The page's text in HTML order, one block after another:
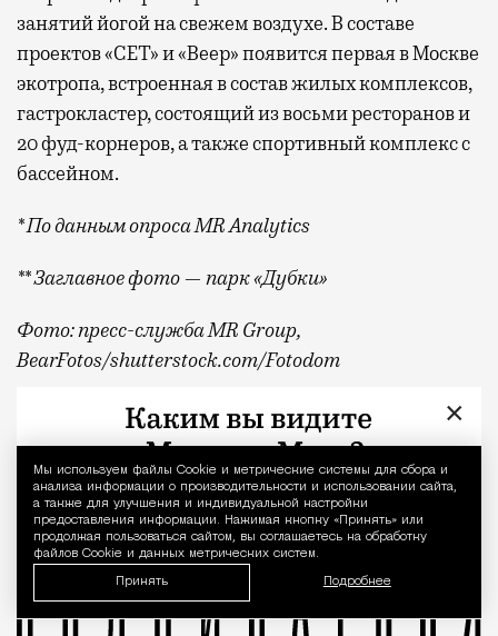
Уведомление
Мы используем файлы Сookie и метрические системы для сбора и
анализа информации о производительности и использовании сайта,
а также для улучшения и индивидуальной настройки
предоставления информации. Нажимая кнопку «Принять» или
продолжая пользоваться сайтом, вы соглашаетесь на обработку
файлов Cookie и данных метрических систем.
Принять Подробнее
занятий йогой на свежем воздухе. В составе
проектов «СЕТ» и «Веер»появитсяпервая в Москве
экотропа, встроенная в состав жилых комплексов,
гастрокластер, состоящий из восьми ресторанов и
20 фуд-корнеров, а также спортивный комплекс с
бассейном.
* По данным опроса MR Analytics
** Заглавное фото — парк «Дубки»
Фото: пресс-служба MR Group,
BearFotos/shutterstock.com/Fotodom
Квадратные метры, планировки, вид из
MR Group
×